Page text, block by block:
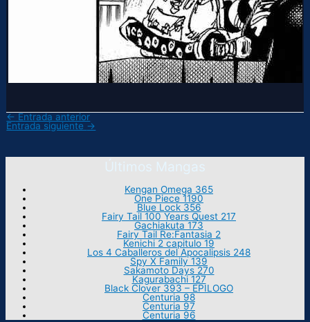
← Entrada anterior
Entrada siguiente →
Últimos Mangas
Kengan Omega 365
One Piece 1190
Blue Lock 356
Fairy Tail 100 Years Quest 217
Gachiakuta 173
Fairy Tail Re:Fantasia 2
Kenichi 2 capitulo 19
Los 4 Caballeros del Apocalipsis 248
Spy X Family 139
Sakamoto Days 270
Kagurabachi 127
Black Clover 393 – EPILOGO
Centuria 98
Centuria 97
Centuria 96